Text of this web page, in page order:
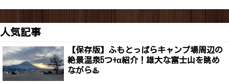
人気記事
【保存版】ふもとっぱらキャンプ場周辺の
絶景温泉5つ+α紹介！雄大な富士山を眺め
ながら♨️